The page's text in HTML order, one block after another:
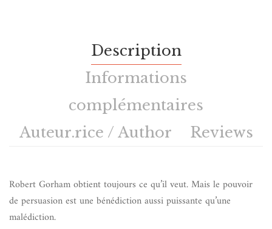
Description
Informations
complémentaires
Auteur.rice / Author
Reviews
Robert Gorham obtient toujours ce qu’il veut. Mais le pouvoir
de persuasion est une bénédiction aussi puissante qu’une
malédiction.